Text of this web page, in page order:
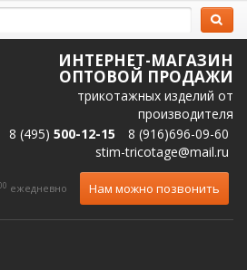
ИНТЕРНЕТ-МАГАЗИН
ОПТОВОЙ ПРОДАЖИ
трикотажных изделий от
производителя
8 (495) 500-12-15
8 (916)696-09-60
stim-tricotage@mail.ru
ежедневно Нам можно позвонить